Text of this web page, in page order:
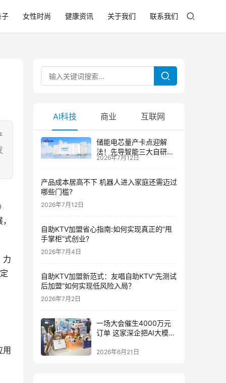
子 女性时尚 健康资讯 关于我们 联系我们
力
AI科技 商业 互联网
储能电芯量产卡点迎解
法！先导智能三大自研技
术攻克大尺寸制芯难题
2026年7月12日
产品成本居高不下 机器人进入家庭还需迈过
哪些门槛?
2026年7月12日
自助KTV加盟省心指南:如何实现真正的”甩
手掌柜”式创业?
2026年7月4日
自助KTV加盟新范式：友唱自助KTV“先测试
后加盟”如何实现低风险入局？
2026年7月2日
一场大会催生4000万元
订单 这家深企把AI大模型
2026年6月21日